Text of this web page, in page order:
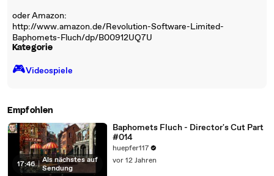
oder Amazon:
http://www.amazon.de/Revolution-Software-Limited-
Baphomets-Fluch/dp/B00912UQ7U
Kategorie
🎮️Videospiele
Empfohlen
17:46 | Als nächstes auf
Sendung
Baphomets Fluch - Director's Cut Part
#014
huepfer117
vor 12 Jahren